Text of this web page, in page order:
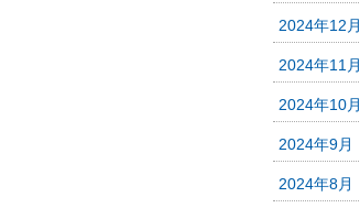
2024年12月
2024年11月
2024年10月
2024年9月
2024年8月